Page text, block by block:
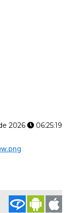
2026
06:25:19